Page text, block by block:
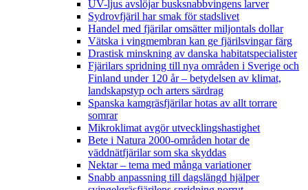
UV-ljus avslöjar busksnabbvingens larver
Sydrovfjäril har smak för stadslivet
Handel med fjärilar omsätter miljontals dollar
Vätska i vingmembran kan ge fjärilsvingar färg
Drastisk minskning av danska habitatspecialister
Fjärilars spridning till nya områden i Sverige och
Finland under 120 år– betydelsen av klimat,
landskapstyp och arters särdrag
Spanska kamgräsfjärilar hotas av allt torrare
somrar
Mikroklimat avgör utvecklingshastighet
Bete i Natura 2000-områden hotar de
väddnätfjärilar som ska skyddas
Nektar – tema med många variationer
Snabb anpassning till dagslängd hjälper